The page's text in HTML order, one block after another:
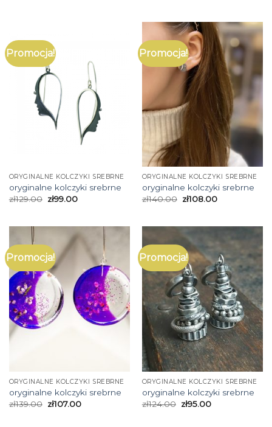
Promocja!
ORYGINALNE KOLCZYKI SREBRNE
oryginalne kolczyki srebrne
zł129.00 zł99.00
Promocja!
ORYGINALNE KOLCZYKI SREBRNE
oryginalne kolczyki srebrne
zł140.00 zł108.00
Promocja!
ORYGINALNE KOLCZYKI SREBRNE
oryginalne kolczyki srebrne
zł139.00 zł107.00
Promocja!
ORYGINALNE KOLCZYKI SREBRNE
oryginalne kolczyki srebrne
zł124.00 zł95.00